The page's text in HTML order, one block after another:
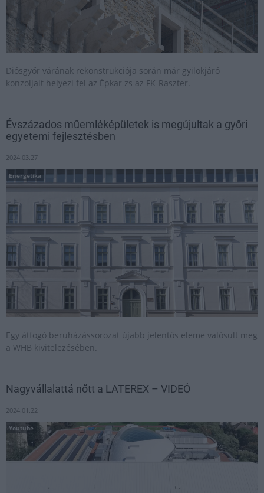
Diósgyőr várának rekonstrukciója során már gyilokjáró
konzoljait helyezi fel az Épkar zs az FK-Raszter.
Évszázados műemléképületek is megújultak a győri
egyetemi fejlesztésben
2024.03.27
Energetika
Egy átfogó beruházássorozat újabb jelentős eleme valósult meg
a WHB kivitelezésében.
Nagyvállalattá nőtt a LATEREX – VIDEÓ
2024.01.22
Youtube